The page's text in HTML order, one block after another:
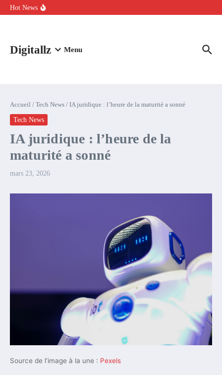
Aller au contenu
Hot News
Comment l’IA simplifie la data de caisse pour la transformer en
Digitallz Menu
Accueil / Tech News / IA juridique : l’heure de la maturité a sonné
Tech News
IA juridique : l’heure de la
maturité a sonné
mars 23, 2026
Source de l’image à la une : Pexels